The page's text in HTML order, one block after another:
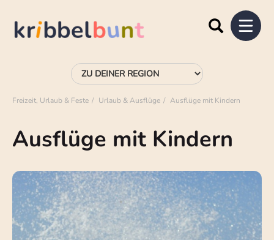
Freizeit, Urlaub & Feste Urlaub & Ausflüge Ausflüge mit Kindern
Ausflüge mit Kindern